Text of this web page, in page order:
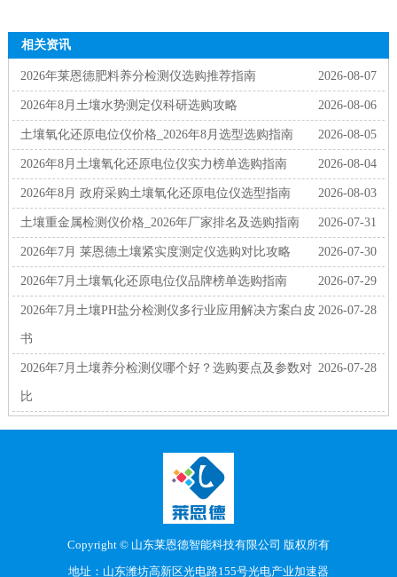
相关资讯
2026-08-07
2026年莱恩德肥料养分检测仪选购推荐指南
2026-08-06
2026年8月土壤水势测定仪科研选购攻略
2026-08-05
土壤氧化还原电位仪价格_2026年8月选型选购指南
2026-08-04
2026年8月土壤氧化还原电位仪实力榜单选购指南
2026-08-03
2026年8月 政府采购土壤氧化还原电位仪选型指南
2026-07-31
土壤重金属检测仪价格_2026年厂家排名及选购指南
2026-07-30
2026年7月 莱恩德土壤紧实度测定仪选购对比攻略
2026-07-29
2026年7月土壤氧化还原电位仪品牌榜单选购指南
2026-07-28
2026年7月土壤PH盐分检测仪多行业应用解决方案白皮
书
2026-07-28
2026年7月土壤养分检测仪哪个好？选购要点及参数对
比
Copyright © 山东莱恩德智能科技有限公司 版权所有
地址：山东潍坊高新区光电路155号光电产业加速器